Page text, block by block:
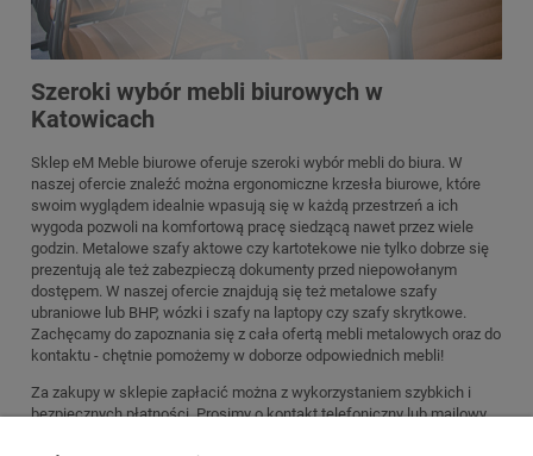
Szeroki wybór mebli biurowych w
Katowicach
Sklep eM Meble biurowe oferuje szeroki wybór mebli do biura. W
naszej ofercie znaleźć można ergonomiczne krzesła biurowe, które
swoim wyglądem idealnie wpasują się w każdą przestrzeń a ich
wygoda pozwoli na komfortową pracę siedzącą nawet przez wiele
godzin. Metalowe szafy aktowe czy kartotekowe nie tylko dobrze się
prezentują ale też zabezpieczą dokumenty przed niepowołanym
dostępem. W naszej ofercie znajdują się też metalowe szafy
ubraniowe lub BHP, wózki i szafy na laptopy czy szafy skrytkowe.
Zachęcamy do zapoznania się z cała ofertą mebli metalowych oraz do
kontaktu - chętnie pomożemy w doborze odpowiednich mebli!
Za zakupy w sklepie zapłacić można z wykorzystaniem szybkich i
bezpiecznych płatności. Prosimy o kontakt telefoniczny lub mailowy